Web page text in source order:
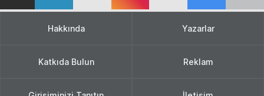
Hakkında Yazarlar
Katkıda Bulun Reklam